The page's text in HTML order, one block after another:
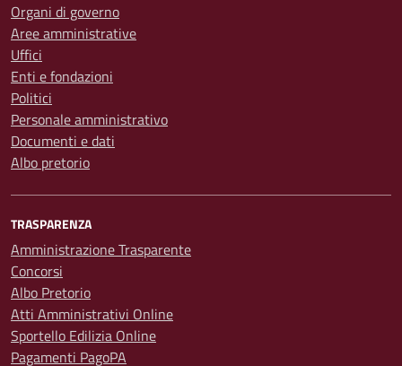
Organi di governo
Aree amministrative
Uffici
Enti e fondazioni
Politici
Personale amministrativo
Documenti e dati
Albo pretorio
TRASPARENZA
Amministrazione Trasparente
Concorsi
Albo Pretorio
Atti Amministrativi Online
Sportello Edilizia Online
Pagamenti PagoPA